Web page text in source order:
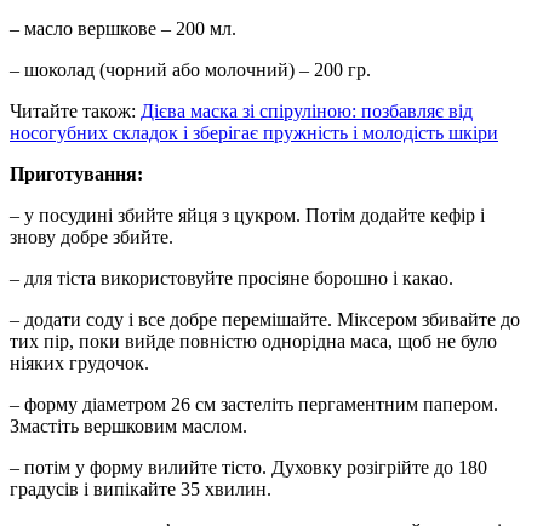
– масло вершкове – 200 мл.
– шоколад (чорний або молочний) – 200 гр.
Читайте також: Дієва маска зі спіруліною: позбавляє від
носогубних складок і зберігає пружність і молодість шкіри
Приготування:
– у посудині збийте яйця з цукром. Потім додайте кефір і
знову добре збийте.
– для тіста використовуйте просіяне борошно і какао.
– додати соду і все добре перемішайте. Міксером збивайте до
тих пір, поки вийде повністю однорідна маса, щоб не було
ніяких грудочок.
– форму діаметром 26 см застеліть пергаментним папером.
Змастіть вершковим маслом.
– потім у форму вилийте тісто. Духовку розігрійте до 180
градусів і випікайте 35 хвилин.